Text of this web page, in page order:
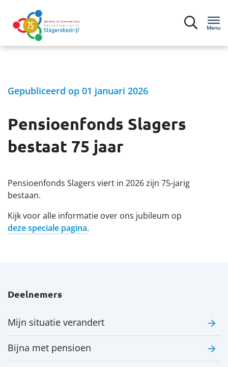
Menu
Mijn situatie
Bijna met pensioen
Ik ontvang pensioen
Pensioen 1-2-3
Werkgevers
Over het pensioenfonds
Het nieuwe pensioen
Gepubliceerd op 01 januari 2026
Pensioenfonds Slagers
bestaat 75 jaar
Pensioenfonds Slagers viert in 2026 zijn 75-jarig
bestaan.
Kijk voor alle informatie over ons jubileum op
deze speciale pagina.
Deelnemers
Mijn situatie verandert
Bijna met pensioen